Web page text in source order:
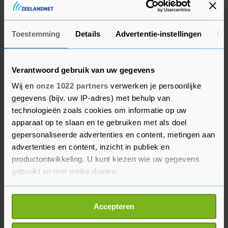
Toestemming Details Advertentie-instellingen
Verantwoord gebruik van uw gegevens
Wij en onze 1022 partners verwerken je persoonlijke
gegevens (bijv. uw IP-adres) met behulp van
technologieën zoals cookies om informatie op uw
apparaat op te slaan en te gebruiken met als doel
gepersonaliseerde advertenties en content, metingen aan
advertenties en content, inzicht in publiek en
productontwikkeling. U kunt kiezen wie uw gegevens
gebruikt en met welke doelen.
Als u het toestaat, willen we ook graag:
Informatie verzamelen over uw geografische
locatie, die tot een paar meter nauwkeurig kan zijn
Accepteren
procent gevulde gasreserve verplichten. Dat is
afgezwakt tot 80 procent per 1 november. De prijs
is nu zo hoog dat de unie beter wat meer tijd kan
verantwoordelijk Eurocommissaris Valdis
Dombrovskis.
De EU ging met veel kleinere gasvoorraden de
voorbije winter in dan voorheen. Gasbedrijven
wachtten tevergeefs op een daling van de gasprijs
om de reservoirs goedkoper te kunnen vullen.
Als de bedrijven inderdaad verplicht worden de
ruime voorraad aan te houden, kunnen de
lidstaten hen volgens de commissie helpen de
kosten te dragen. De EU-leiders, die donderdag